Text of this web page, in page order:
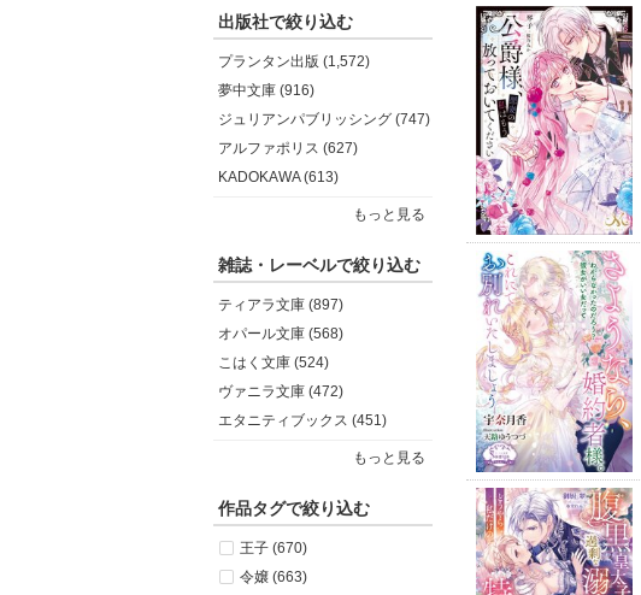
出版社で絞り込む
プランタン出版 (1,572)
夢中文庫 (916)
ジュリアンパブリッシング (747)
アルファポリス (627)
KADOKAWA (613)
もっと見る
雑誌・レーベルで絞り込む
ティアラ文庫 (897)
オパール文庫 (568)
こはく文庫 (524)
ヴァニラ文庫 (472)
エタニティブックス (451)
もっと見る
作品タグで絞り込む
王子 (670)
令嬢 (663)